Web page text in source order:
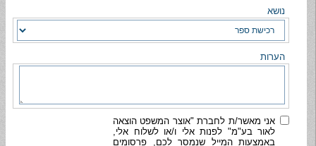
נושא
הערות
אני מאשר/ת לחברת "אוצר המשפט הוצאה
לאור בע"מ" לפנות אלי ו/או לשלוח אלי,
באמצעות המייל שנמסר לכם, פרסומים